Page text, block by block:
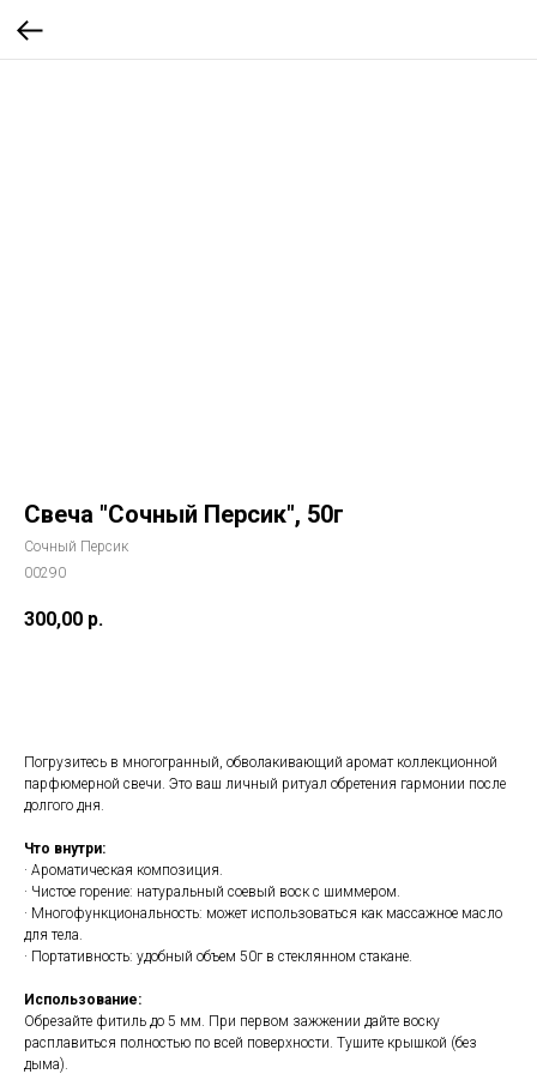
Свеча "Сочный Персик", 50г
Сочный Персик
00290
300,00 р.
Погрузитесь в многогранный, обволакивающий аромат коллекционной
парфюмерной свечи. Это ваш личный ритуал обретения гармонии после
долгого дня.
Что внутри:
· Ароматическая композиция.
· Чистое горение: натуральный соевый воск с шиммером.
· Многофункциональность: может использоваться как массажное масло
для тела.
· Портативность: удобный объем 50г в стеклянном стакане.
Использование:
Обрезайте фитиль до 5 мм. При первом зажжении дайте воску
расплавиться полностью по всей поверхности. Тушите крышкой (без
дыма).